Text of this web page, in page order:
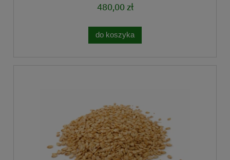
480,00 zł
do koszyka